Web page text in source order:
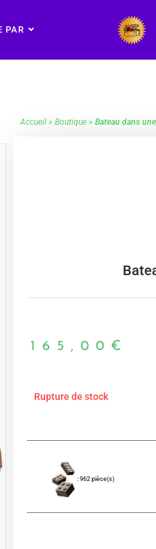
PAR
Accueil » Boutique » Bateau dans
165,00 €
Rupture de stock
: 962 pièce(s)